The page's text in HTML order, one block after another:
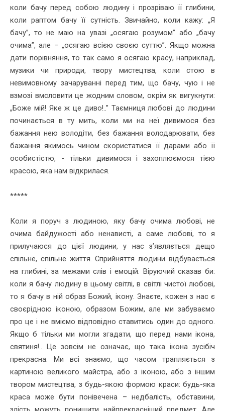
коли бачу перед собою людину і прозріваю її глибини,
коли раптом бачу її сутність. Звичайно, коли кажу: „Я
бачу”, то не маю на увазі „осягаю розумом” або „бачу
очима”, але – „осягаю всією своєю суттю”. Якщо можна
дати порівняння, то так само я осягаю красу, наприклад,
музики чи природи, твору мистецтва, коли стою в
невимовному зачаруванні перед тим, що бачу, чую і не
взмозі вмсловити це жодним словом, окрім як вигукнути:
„Боже мій! Яке ж це диво!..” Таємниця любові до людини
починається в ту мить, коли ми на неї дивимося без
бажання нею володіти, без бажання володарювати, без
бажання якимось чином скористатися її дарами або її
особистістю, - тільки дивимося і захоплюємося тією
красою, яка нам відкрилася.
*****
Коли я поруч з людиною, яку бачу очима любові, не
очима байдужості або ненависті, а саме любові, то я
прилучаюся до цієї людини, у нас з’являється дещо
спільне, спільне життя. Сприйняття людини відбувається
на глибині, за межами слів і емоцій. Віруючий сказав би:
коли я бачу людину в цьому світлі, в світлі чистої любові,
то я бачу в ній образ Божий, ікону. Знаєте, кожен з нас є
своєрідною іконою, образом Божим, але ми забуваємо
про це і не вміємо відповідно ставитись один до одного.
Якщо б тільки ми могли згадати, що перед нами ікона,
святиня!.. Це зовсім не означає, що така ікона зусібіч
прекрасна. Ми всі знаємо, що часом трапляється з
картиною великого майстра, або з іконою, або з іншим
твором мистецтва, з будь-якою формою краси: будь-яка
краса може бути понівечена – недбалість, обставини,